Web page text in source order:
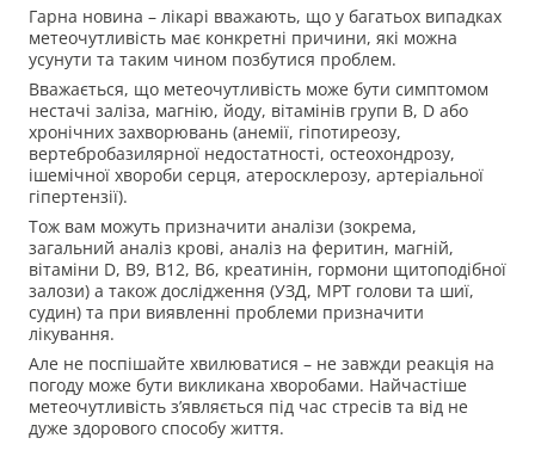
Гарна новина – лікарі вважають, що у багатьох випадках
метеочутливість має конкретні причини, які можна
усунути та таким чином позбутися проблем.
Вважається, що метеочутливість може бути симптомом
нестачі заліза, магнію, йоду, вітамінів групи В, D або
хронічних захворювань (анемії, гіпотиреозу,
вертебробазилярної недостатності, остеохондрозу,
ішемічної хвороби серця, атеросклерозу, артеріальної
гіпертензії).
Тож вам можуть призначити аналізи (зокрема,
загальний аналіз крові, аналіз на феритин, магній,
вітаміни D, В9, В12, В6, креатинін, гормони щитоподібної
залози) а також дослідження (УЗД, МРТ голови та шиї,
судин) та при виявленні проблеми призначити
лікування.
Але не поспішайте хвилюватися – не завжди реакція на
погоду може бути викликана хворобами. Найчастіше
метеочутливість з’являється під час стресів та від не
дуже здорового способу життя.